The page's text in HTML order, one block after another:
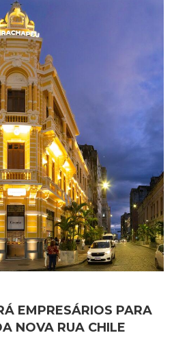
EMPRESÁRIOS PARA
NOVA RUA CHILE